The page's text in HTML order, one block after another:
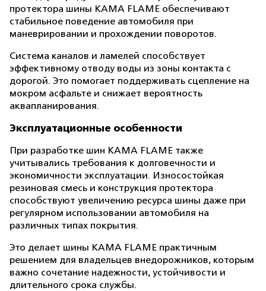
протектора шины KAMA FLAME обеспечивают
стабильное поведение автомобиля при
маневрировании и прохождении поворотов.
Система каналов и ламелей способствует
эффективному отводу воды из зоны контакта с
дорогой. Это помогает поддерживать сцепление на
мокром асфальте и снижает вероятность
аквапланирования.
Эксплуатационные особенности
При разработке шин KAMA FLAME также
учитывались требования к долговечности и
экономичности эксплуатации. Износостойкая
резиновая смесь и конструкция протектора
способствуют увеличению ресурса шины даже при
регулярном использовании автомобиля на
различных типах покрытия.
Это делает шины KAMA FLAME практичным
решением для владельцев внедорожников, которым
важно сочетание надежности, устойчивости и
длительного срока службы.